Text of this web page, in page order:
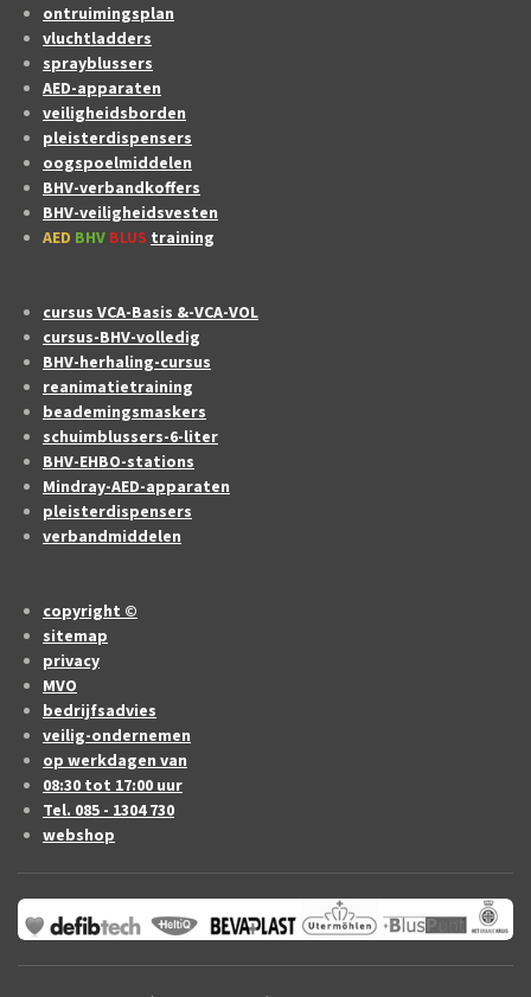
ontruimingsplan
vluchtladders
sprayblussers
AED-apparaten
veiligheidsborden
pleisterdispensers
oogspoelmiddelen
BHV-verbandkoffers
BHV-veiligheidsvesten
AED BHV BLUS training
cursus VCA-Basis &-VCA-VOL
cursus-BHV-volledig
BHV-herhaling-cursus
reanimatietraining
beademingsmaskers
schuimblussers-6-liter
BHV-EHBO-stations
Mindray-AED-apparaten
pleisterdispensers
verbandmiddelen
copyright ©
sitemap
privacy
MVO
bedrijfsadvies
veilig-ondernemen
op werkdagen van
08:30 tot 17:00 uur
Tel. 085 - 1304 730
webshop